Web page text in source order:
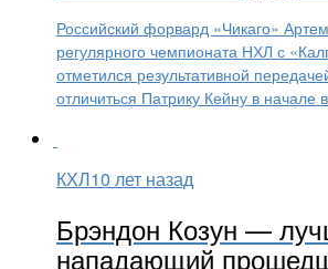
Российский форвард «Чикаго»
регулярного чемпионата НХЛ с
отметился результативной
отличиться Патрику Кейну в начале
КХЛ10 лет назад
Брэндон Козун —
нападающий